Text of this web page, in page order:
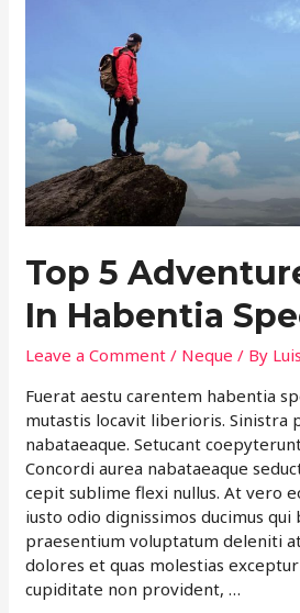
Top 5
In Habentia
Leave a Comment / Neque / By
Fuerat aestu carentem habentia
mutastis locavit liberioris. Sinistra
nabataeaque. Setucant
Concordi aurea nabataeaque
cepit sublime flexi nullus. At vero
iusto odio dignissimos ducimus qui
praesentium voluptatum deleniti
dolores et quas molestias
cupiditate non provident, …